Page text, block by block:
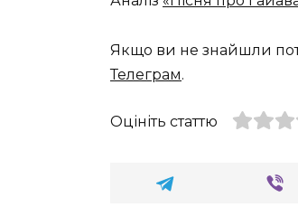
Якщо ви не знайшли
Телеграм.
Оцініть статтю